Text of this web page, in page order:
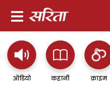
ऑडियो कहानी क्राइम